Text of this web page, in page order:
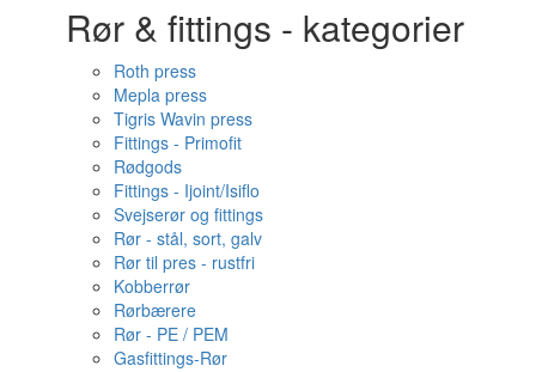
Rør & fittings - kategorier
Roth press
Mepla press
Tigris Wavin press
Fittings - Primofit
Rødgods
Fittings - Ijoint/Isiflo
Svejserør og fittings
Rør - stål, sort, galv
Rør til pres - rustfri
Kobberrør
Rørbærere
Rør - PE / PEM
Gasfittings-Rør